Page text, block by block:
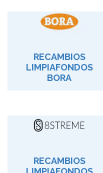
RECAMBIOS
LIMPIAFONDOS
BORA
RECAMBIOS